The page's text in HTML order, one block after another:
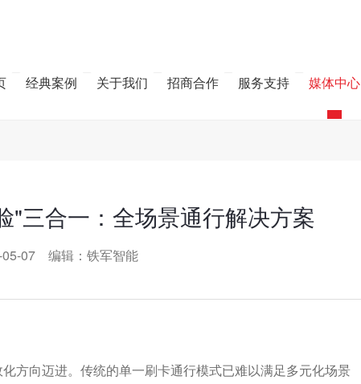
经典案例 关于我们 招商合作 服务支持 媒体中心
"三合一：全场景通行解决方案
05-07 编辑：铁军智能
方向迈进。传统的单一刷卡通行模式已难以满足多元化场景